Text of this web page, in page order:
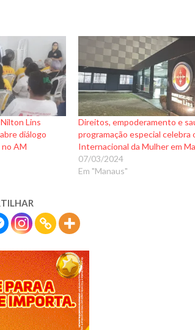
Lins
diálogo
AM
Direitos, empoderamento e
programação especial celebra
Internacional da Mulher em
07/03/2024
Em "Manaus"